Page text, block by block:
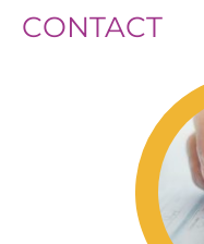
CONTACT